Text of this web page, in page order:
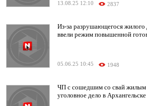
13.08.25 12:10 2837
Из-за разрушающегося жилого
ввели режим повышенной
05.06.25 10:45 1948
ЧП с сошедшим со свай жилым
уголовное дело в Архангельске